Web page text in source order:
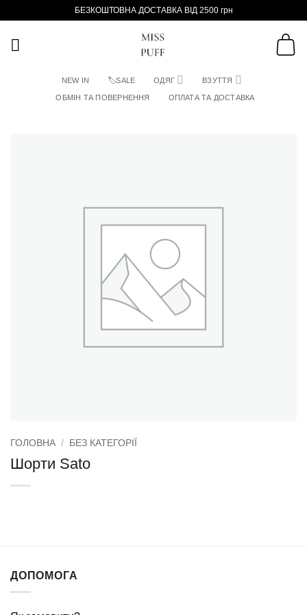
БЕЗКОШТОВНА ДОСТАВКА ВІД 2500 грн
NEW IN 🏷SALE ОДЯГ ВЗУТТЯ
ОБМІН ТА ПОВЕРНЕННЯ ОПЛАТА ТА ДОСТАВКА
ГОЛОВНА / БЕЗ КАТЕГОРІЇ
Шорти Sato
ДОПОМОГА